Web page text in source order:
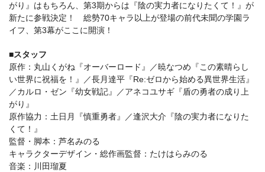
がり』はもちろん、第3期からは『陰の実力者になりたくて！』が
新たに参戦決定！ 総勢70キャラ以上が登場の前代未聞の学園ラ
イフ、第3幕がここに開演！
■スタッフ
原作：丸山くがね『オーバーロード』／暁なつめ『この素晴らし
い世界に祝福を！』／長月達平『Re:ゼロから始める異世界生活』
／カルロ・ゼン『幼女戦記』／アネコユサギ『盾の勇者の成り上
がり』
原作協力：土日月『慎重勇者』／逢沢大介『陰の実力者になりた
くて！』
監督・脚本：芦名みのる
キャラクターデザイン・総作画監督：たけはらみのる
音楽：川田瑠夏